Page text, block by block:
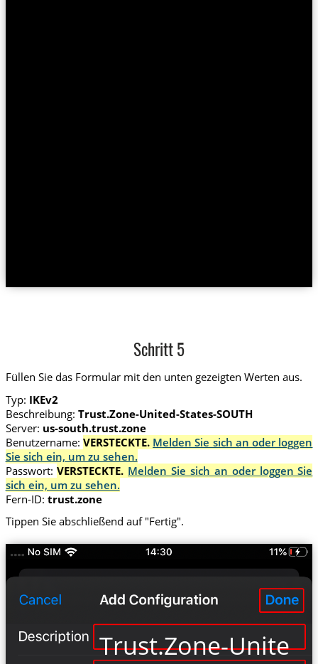
Schritt 5
Füllen Sie das Formular mit den unten gezeigten Werten aus.
Typ: IKEv2
Beschreibung: Trust.Zone-United-States-SOUTH
Server: us-south.trust.zone
Benutzername: VERSTECKTE. Melden Sie sich an oder loggen
Sie sich ein, um zu sehen.
Passwort:VERSTECKTE. Melden Sie sich an oder loggen Sie
sich ein, um zu sehen.
Fern-ID: trust.zone
Tippen Sie abschließend auf "Fertig".
Trust.Zone-United-